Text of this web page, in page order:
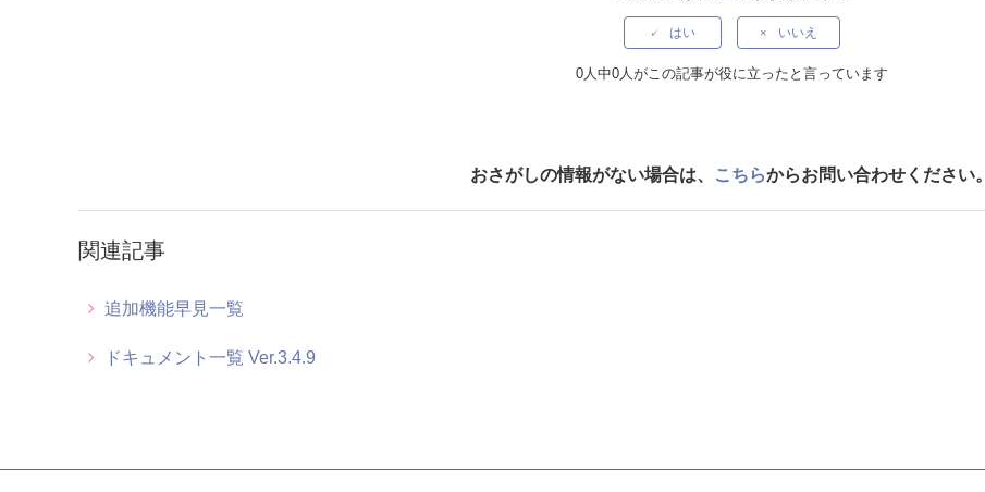
はい いいえ
0人中0人がこの記事が役に立ったと言っています
おさがしの情報がない場合は、 こちらからお問い合わせください。
関連記事
追加機能早見一覧
ドキュメント一覧 Ver.3.4.9